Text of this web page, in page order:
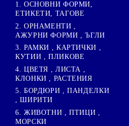
1. ОСНОВНИ ФОРМИ,
ЕТИКЕТИ, ТАГОВЕ
2. ОРНАМЕНТИ ,
АЖУРНИ ФОРМИ , ЪГЛИ
3. РАМКИ , КАРТИЧКИ ,
КУТИИ , ПЛИКОВЕ
4. ЦВЕТЯ , ЛИСТА ,
КЛОНКИ , РАСТЕНИЯ
5. БОРДЮРИ , ПАНДЕЛКИ
, ШИРИТИ
6. ЖИВОТНИ , ПТИЦИ ,
МОРСКИ